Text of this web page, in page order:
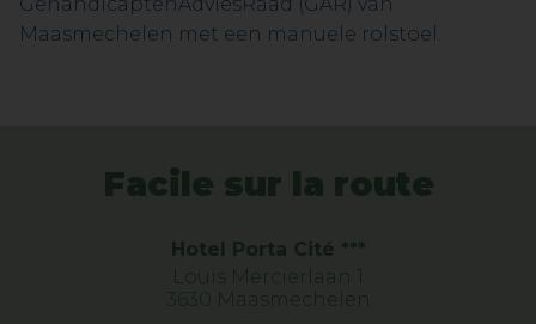
Maasmechelen met een manuele rolstoel.
Facile sur la route
Hotel Porta Cité ***
Louis Mercierlaan 1
3630 Maasmechelen